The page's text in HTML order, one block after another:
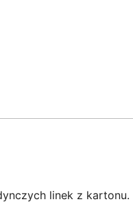
linek z